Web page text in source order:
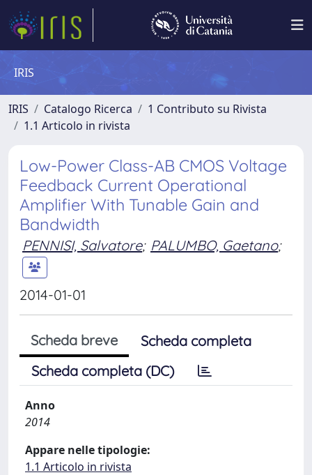
IRIS
IRIS Catalogo Ricerca
1 Contributo su Rivista
1.1 Articolo in rivista
Low-Power Class-AB CMOS Voltage
Feedback Current Operational
Amplifier With Tunable Gain and
Bandwidth
PENNISI, Salvatore; PALUMBO, Gaetano;
2014-01-01
Scheda breve
Scheda completa
Scheda completa (DC)
Anno
2014
Appare nelle tipologie:
1.1 Articolo in rivista